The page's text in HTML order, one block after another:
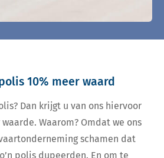
10% meer waard
Dan krijgt u van ons hiervoor
Waarom? Omdat we ons
schamen dat
polis dupeerden. En om te